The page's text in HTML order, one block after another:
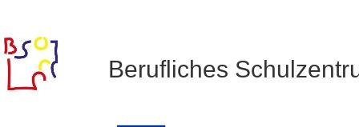
Berufliches